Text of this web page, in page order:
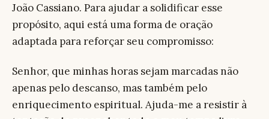
João Cassiano. Para ajudar a solidificar esse
propósito, aqui está uma forma de oração
adaptada para reforçar seu compromisso:
Senhor, que minhas horas sejam marcadas não
apenas pelo descanso, mas também pelo
enriquecimento espiritual. Ajuda-me a resistir à